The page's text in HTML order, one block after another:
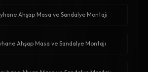
Ahşap Masa ve Sandalye Montajı
Ahşap Masa ve Sandalye Montajı